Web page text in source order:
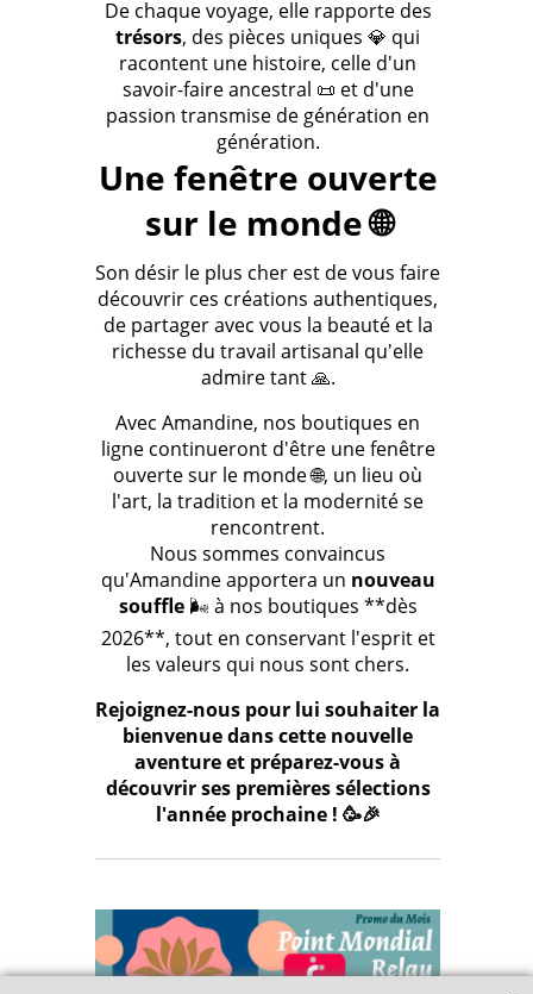
De chaque voyage, elle rapporte des
trésors, des pièces uniques 💎 qui
racontent une histoire, celle d'un
savoir-faire ancestral 📜 et d'une
passion transmise de génération en
génération.
Une fenêtre ouverte
sur le monde 🌐
Son désir le plus cher est de vous faire
découvrir ces créations authentiques,
de partager avec vous la beauté et la
richesse du travail artisanal qu'elle
admire tant 🙏.
Avec Amandine, nos boutiques en
ligne continueront d'être une fenêtre
ouverte sur le monde 🌐, un lieu où
l'art, la tradition et la modernité se
rencontrent.
Nous sommes convaincus
qu'Amandine apportera un nouveau
souffle🌬️ à nos boutiques **dès
2026**, tout en conservant l'esprit et
les valeurs qui nous sont chers.
Rejoignez-nous pour lui souhaiter la
bienvenue dans cette nouvelle
aventure et préparez-vous à
découvrir ses premières sélections
l'année prochaine ! 🥳🎉